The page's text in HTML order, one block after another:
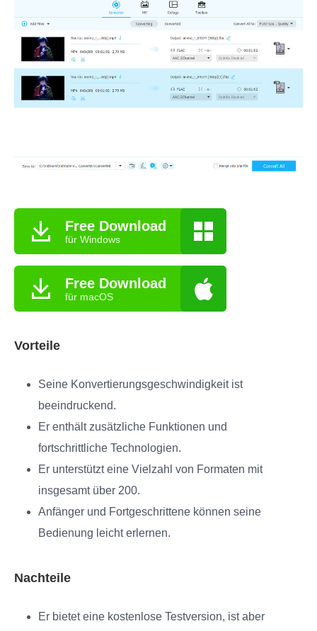
Free Download
für Windows
Free Download
für macOS
Vorteile
Seine Konvertierungsgeschwindigkeit ist
beeindruckend.
Er enthält zusätzliche Funktionen und
fortschrittliche Technologien.
Er unterstützt eine Vielzahl von Formaten mit
insgesamt über 200.
Anfänger und Fortgeschrittene können seine
Bedienung leicht erlernen.
Nachteile
Er bietet eine kostenlose Testversion, ist aber